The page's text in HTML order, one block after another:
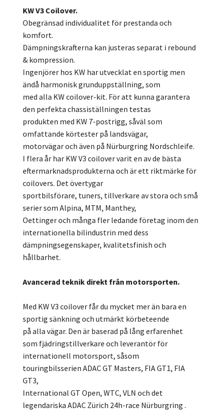
KW V3 Coilover.
Obegränsad individualitet för prestanda och
komfort.
Dämpningskrafterna kan justeras separat i rebound
& kompression.
Ingenjörer hos KW har utvecklat en sportig men
ändå harmonisk grunduppställning, som
med alla KW coilover-kit. För att kunna garantera
den perfekta chassiställningen testas
produkten med KW 7-postrigg, såväl som
omfattande körtester på landsvägar,
motorvägar och även på Nürburgring Nordschleife.
I flera år har KW V3 coilover varit en av de bästa
eftermarknadsprodukterna och är ett riktmärke för
coilovers. Det övertygar
sportbilsförare, tuners, tillverkare av stora och små
serier som Alpina, MTM, Manthey,
Oettinger och många fler ledande företag inom den
internationella bilindustrin med dess
dämpningsegenskaper, kvalitetsfinish och
hållbarhet.
Avancerad teknik direkt från motorsporten.
Med KW V3 coilover får du mycket mer än bara en
sportig sänkning och utmärkt körbeteende
på alla vägar. Den är baserad på lång erfarenhet
som fjädringstillverkare och leverantör för
internationell motorsport, såsom
touringbilsserien ADAC GT Masters, FIA GT1, FIA
GT3,
International GT Open, WTC, VLN och det
legendariska ADAC Zürich 24h-race Nürburgring .